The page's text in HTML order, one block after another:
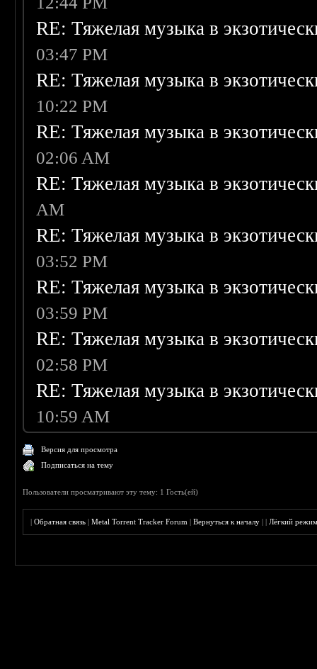
RE: Тяжелая музыка в
03:47 PM
RE: Тяжелая музыка в
10:22 PM
RE: Тяжелая музыка в
02:06 AM
RE: Тяжелая музыка в
AM
RE: Тяжелая музыка в
03:52 PM
RE: Тяжелая музыка в
03:59 PM
RE: Тяжелая музыка в
02:58 PM
RE: Тяжелая музыка в
10:59 AM
Версия для просмотра
Подписаться на тему
Пользователи просматривают эту тему: 1 Гость(ей)
|Обратная связь |Metal Torrent Tracker Forum |Вернуться к началу ||Лёгкий